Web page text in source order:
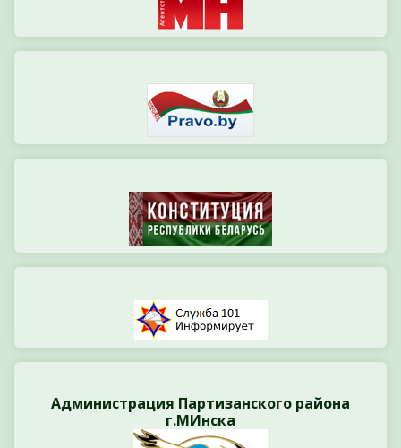
Администрация Партизанского района
г.МИнска